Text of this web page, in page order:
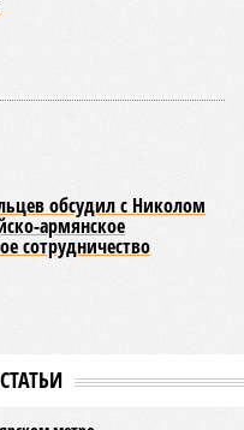
техники на площадке,
Л» ещё даже не
ситуацию.
нам перестали
сроки»
по
Seven Suns
признана
бенефициар компании
УК РФ. Достройку
Л», «Сказочного
г. взяла на себя. Два из